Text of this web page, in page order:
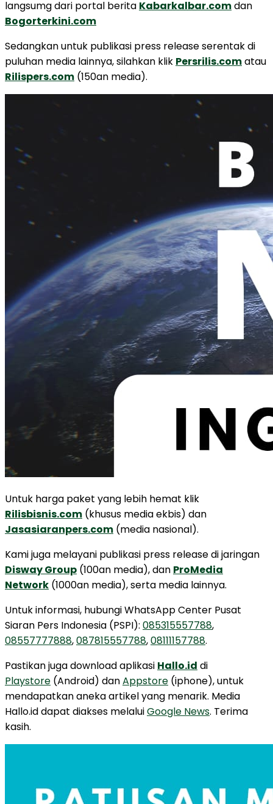
langsumg dari portal berita Kabarkalbar.comdan
Bogorterkini.com
Sedangkan untuk publikasi press release serentak di
puluhan media lainnya, silahkan klik Persrilis.comatau
Rilispers.com (150an media).
Untuk harga paket yang lebih hemat klik
Rilisbisnis.com (khusus media ekbis) dan
Jasasiaranpers.com (media nasional).
Kami juga melayani publikasi press release di jaringan
Disway Group (100an media), dan ProMedia
Network (1000an media), serta media lainnya.
Untuk informasi, hubungi WhatsApp Center Pusat
Siaran Pers Indonesia (PSPI): 085315557788,
08557777888,087815557788,08111157788.
Pastikan juga download aplikasi Hallo.id di
Playstore (Android) danAppstore (iphone), untuk
mendapatkan aneka artikel yang menarik. Media
Hallo.id dapat diakses melaluiGoogle News. Terima
kasih.